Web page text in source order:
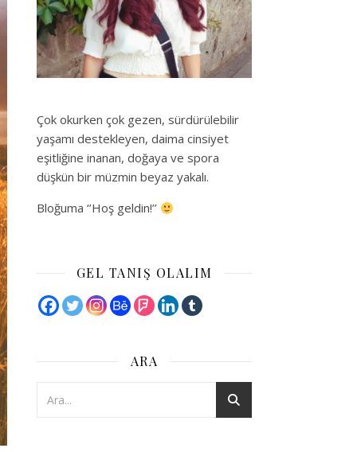
Çok okurken çok gezen, sürdürülebilir
yaşamı destekleyen, daima cinsiyet
eşitliğine inanan, doğaya ve spora
düşkün bir müzmin beyaz yakalı.
Bloğuma ‘’Hoş geldin!’’
GEL TANIŞ OLALIM
ARA